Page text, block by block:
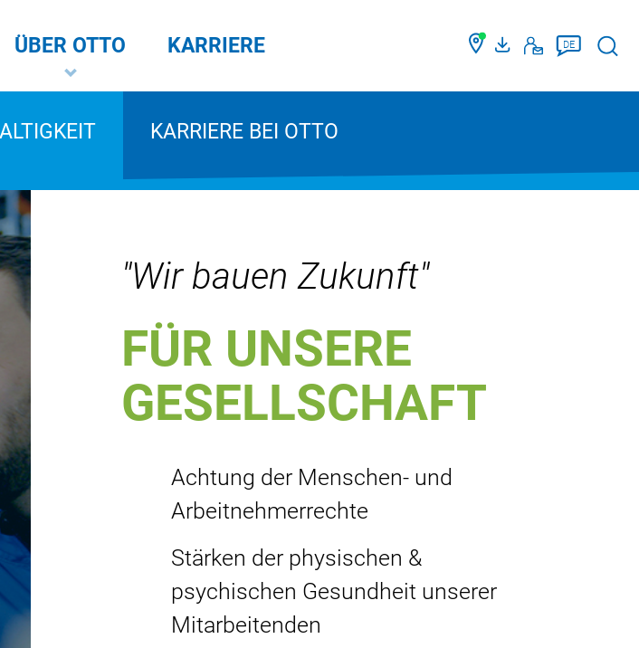
DE
ÜBER OTTO
KARRIERE BEI OTTO
KARRIERE
"Wir bauen Zukunft"
FÜR UNSERE
GESELLSCHAFT
Achtung der Menschen- und
Arbeitnehmerrechte
Stärken der physischen &
psychischen Gesundheit unserer
Mitarbeitenden